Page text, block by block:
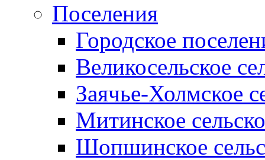
Поселения
Городское
Великосельское
Заячье-Холмское
Митинское
Шопшинское